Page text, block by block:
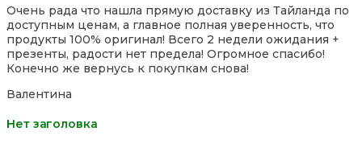
out
of
5
Очень рада что нашла прямую доставку из Тайланда по
доступным ценам, а главное полная уверенность, что
продукты 100% оригинал! Всего 2 недели ожидания +
презенты, радости нет предела! Огромное спасибо!
Конечно же вернусь к покупкам снова!
Валентина
Нет заголовка